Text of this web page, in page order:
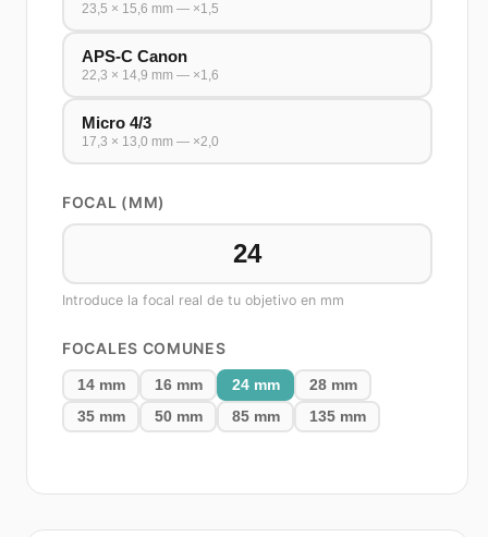
23,5 × 15,6 mm — ×1,5
APS-C Canon
22,3 × 14,9 mm — ×1,6
Micro 4/3
17,3 × 13,0 mm — ×2,0
FOCAL (MM)
Introduce la focal real de tu objetivo en mm
FOCALES COMUNES
14mm 16mm 24mm 28mm
35mm 50mm 85mm 135mm